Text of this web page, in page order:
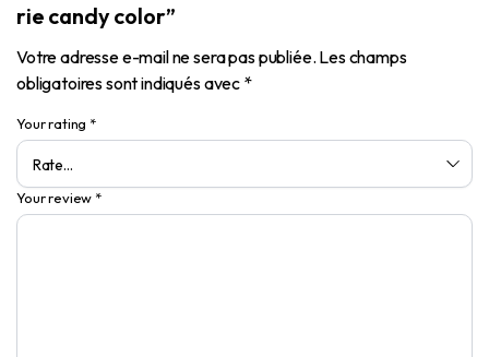
rie candy color”
Votre adresse e-mail ne sera pas publiée. Les champs
obligatoires sont indiqués avec *
Your rating *
Your review *